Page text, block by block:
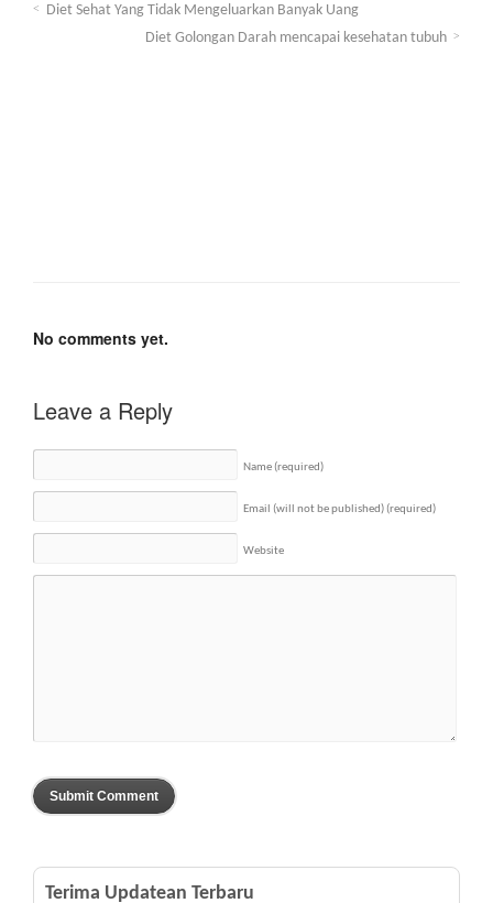
Diet Sehat Yang Tidak Mengeluarkan Banyak Uang
Diet Golongan Darah mencapai kesehatan tubuh
No comments yet.
Leave a Reply
Name (required)
Email (will not be published) (required)
Website
Terima Updatean Terbaru